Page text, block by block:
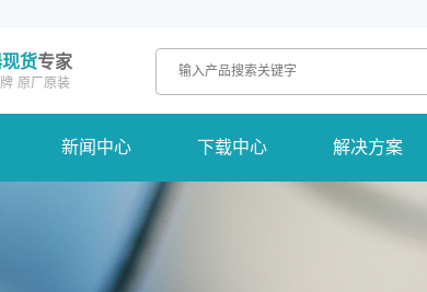
货专家
原厂原装
新闻中心 下载中心 解决方案